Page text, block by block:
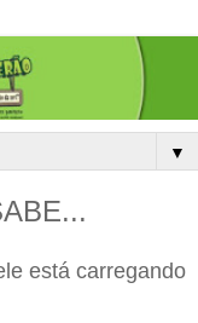
▼
está carregando